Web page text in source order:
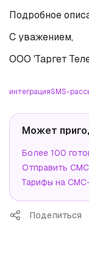
Подробное
С уважением,
ООО 'Таргет
интеграцияSMS-
Может
Более 100
Отправить
Тарифы на
Поделиться